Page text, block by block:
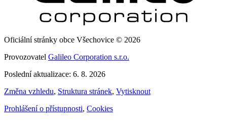
Oficiální stránky obce Všechovice © 2026
Provozovatel Galileo Corporation s.r.o.
Poslední aktualizace: 6. 8. 2026
Změna vzhledu, Struktura stránek, Vytisknout
Prohlášení o přístupnosti, Cookies